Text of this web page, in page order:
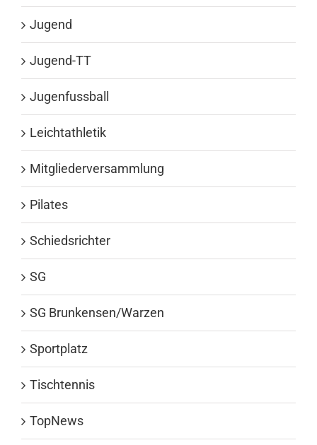
Jugend
Jugend-TT
Jugenfussball
Leichtathletik
Mitgliederversammlung
Pilates
Schiedsrichter
SG
SG Brunkensen/Warzen
Sportplatz
Tischtennis
TopNews